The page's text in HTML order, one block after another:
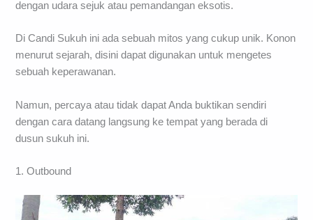
dengan udara sejuk atau pemandangan eksotis.
Di Candi Sukuh ini ada sebuah mitos yang cukup unik. Konon
menurut sejarah, disini dapat digunakan untuk mengetes
sebuah keperawanan.
Namun, percaya atau tidak dapat Anda buktikan sendiri
dengan cara datang langsung ke tempat yang berada di
dusun sukuh ini.
1. Outbound